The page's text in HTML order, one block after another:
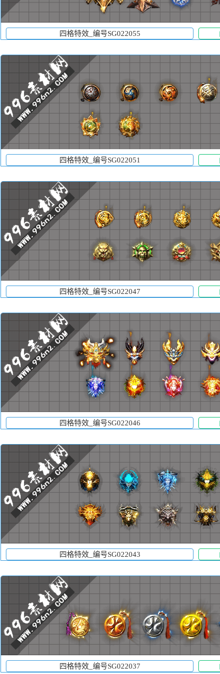
四格特效_编号SG022055
四格特效_编号SG022051
四格特效_编号SG022047
四格特效_编号SG022046
四格特效_编号SG022043
四格特效_编号SG022037